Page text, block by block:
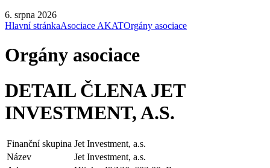
6. srpna 2026
Hlavní stránkaAsociace AKATOrgány asociace
Orgány asociace
DETAIL ČLENA JET
INVESTMENT, A.S.
Finanční skupina Jet Investment, a.s.
Název
Jet Investment, a.s.